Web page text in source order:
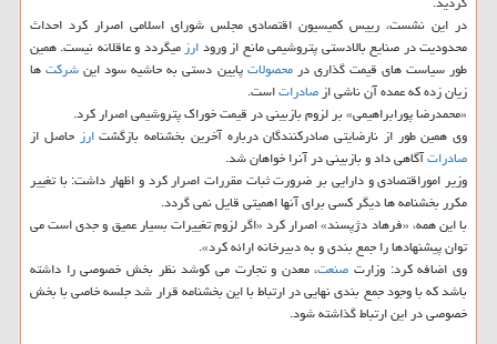
در این نشست، رییس كمیسیون اقتصادی مجلس شورای اسلامی اصرار كرد احداث
محدودیت در صنایع بالادستی پتروشیمی مانع از ورودارزمیگردد و عاقلانه نیست. همین
طور سیاست های قیمت گذاری درمحصولاتپایین دستی به حاشیه سود اینشركتها
زیان زده كه عمده آن ناشی ازصادراتاست.
«محمدرضا پورابراهیمی» بر لزوم بازبینی در قیمت خوراك پتروشیمی اصرار كرد.
وی همین طور از نارضایتی صادركنندگان درباره آخرین بخشنامه بازگشتارز حاصل از
صادراتآگاهی داد و بازبینی در آنرا خواهان شد.
وزیر اموراقتصادی و دارایی بر ضرورت ثبات مقررات اصرار كرد و اظهار داشت: با تغییر
مكرر بخشنامه ها دیگر كسی برای آنها اهمیتی قایل نمی گردد.
با این همه، «فرهاد دژپسند» اصرار كرد «اگر لزوم تغییرات بسیار عمیق و جدی است می
توان پیشنهادها را جمع بندی و به دبیرخانه ارائه كرد».
وی اضافه كرد: وزارت صنعت، معدن و تجارت می كوشد نظر بخش خصوصی را داشته
باشد كه با وجود جمع بندی نهایی در ارتباط با این بخشنامه قرار شد جلسه خاصی با بخش
خصوصی در این ارتباط گذاشته شود.